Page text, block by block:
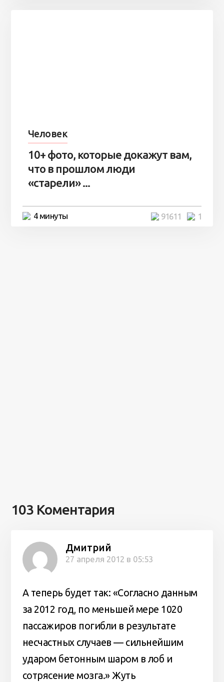
Человек
10+ фото, которые докажут вам,
что в прошлом люди
«старели» ...
4 минуты 1
91611
103 Коментария
Дмитрий
27 апреля 2012 в 05:53
А теперь будет так: «Согласно данным
за 2012 год, по меньшей мере 1020
пассажиров погибли в результате
несчастных случаев — сильнейшим
ударом бетонным шаром в лоб и
сотрясение мозга.» Жуть